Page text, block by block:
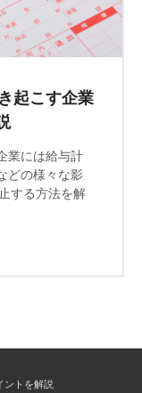
起こす企業
業には給与計
どの様々な影
する方法を解
ントを解説